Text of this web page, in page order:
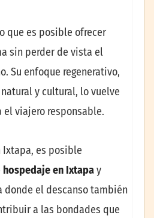
que es posible ofrecer
sin perder de vista el
Su enfoque regenerativo,
y cultural, lo vuelve
viajero responsable.
Ixtapa, es posible
hospedaje en Ixtapay
donde el descanso también
a las bondades que